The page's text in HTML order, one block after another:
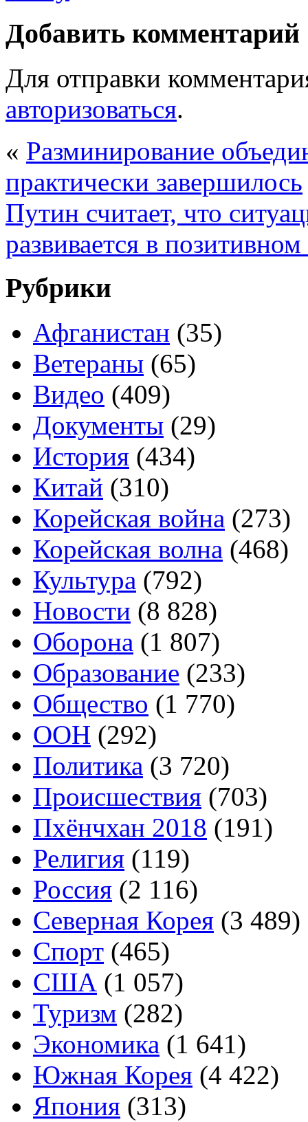
Добавить комментарий
Для отправки
авторизоваться.
« Разминирование
практически завершилось
Путин считает, что
развивается в
Рубрики
Афганистан (35)
Ветераны (65)
Видео (409)
Документы (29)
История (434)
Китай (310)
Корейская война (273)
Корейская волна (468)
Культура (792)
Новости (8 828)
Оборона (1 807)
Образование (233)
Общество (1 770)
ООН (292)
Политика (3 720)
Происшествия (703)
Пхёнчхан 2018 (191)
Религия (119)
Россия (2 116)
Северная Корея (3 489)
Спорт (465)
США (1 057)
Туризм (282)
Экономика (1 641)
Южная Корея (4 422)
Япония (313)